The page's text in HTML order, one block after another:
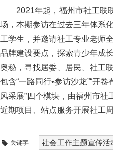
2021年起，福州市社工联
场，本期参访在过去三年体系
工学生，并邀请社工专业老师
品牌建设要点，探索青少年成
奥秘，寻找居委、居民、社工
包含“一路同行•参访沙龙”“开
风采展”四个模块，由福州市
近期项目、站点服务开展社工
关键字 社会工作主题宣传活